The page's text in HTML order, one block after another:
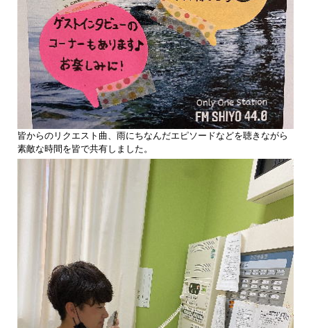
皆からのリクエスト曲、雨にちなんだエピソードなどを聴きながら
素敵な時間を皆で共有しました。